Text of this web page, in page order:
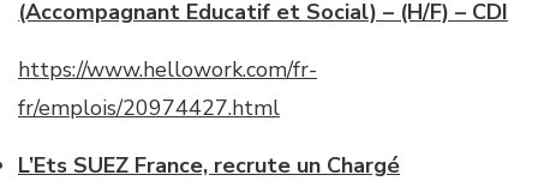
(Accompagnant Educatif et Social) – (H/F) – CDI
https://www.hellowork.com/fr-
fr/emplois/20974427.html
L’Ets SUEZ France, recrute un Chargé